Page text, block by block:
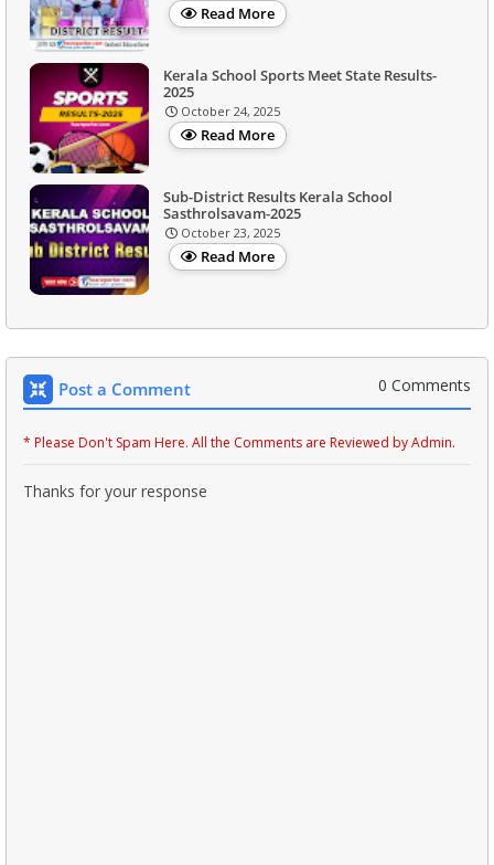
Read More
Kerala School Sports Meet State Results-
2025
October 24, 2025
Read More
Sub-District Results Kerala School
Sasthrolsavam-2025
October 23, 2025
Read More
Post a Comment 0 Comments
* Please Don't Spam Here. All the Comments are Reviewed by Admin.
Thanks for your response